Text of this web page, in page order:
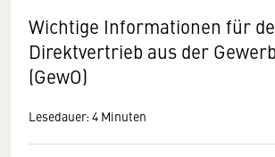
Wichtige Informationen für
Direktvertrieb aus der
(GewO)
Lesedauer: 4 Minuten